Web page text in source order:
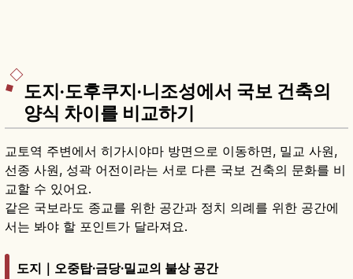
도지·도후쿠지·니조성에서 국보 건축의
양식 차이를 비교하기
교토역 주변에서 히가시야마 방면으로 이동하면, 밀교 사원,
선종 사원, 성곽 어전이라는 서로 다른 국보 건축의 문화를 비
교할 수 있어요.
같은 국보라도 종교를 위한 공간과 정치 의례를 위한 공간에
서는 봐야 할 포인트가 달라져요.
도지｜오중탑·금당·밀교의 불상 공간